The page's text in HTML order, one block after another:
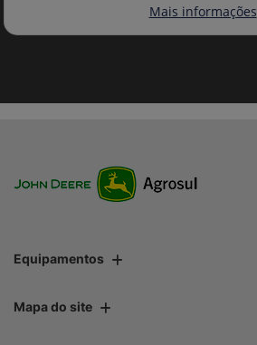
Mais informações
Equipamentos
Mapa do site